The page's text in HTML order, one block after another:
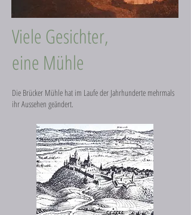
Viele Gesichter,
eine Mühle
Die Brücker Mühle hat im Laufe der Jahrhunderte mehrmals
ihr Aussehen geändert.